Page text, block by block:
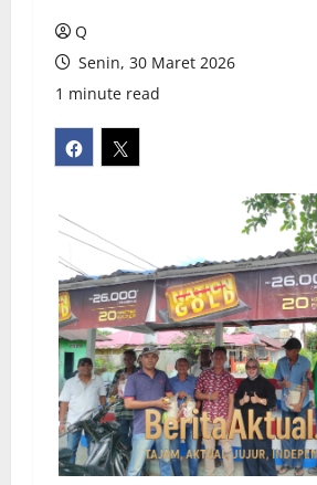
Q
Senin, 30 Maret 2026
1 minute read